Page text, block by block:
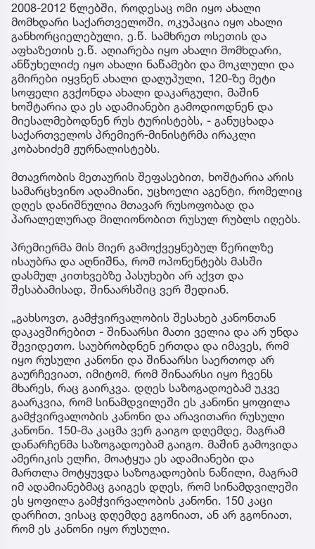
2008-2012 წლებში, როდესაც ომი იყო ახალი
მომხდარი საქართველოში, ოკუპაცია იყო ახალი
განხორციელებული, ე.წ. სამხრეთ ოსეთის და
აფხაზეთის ე.წ. აღიარება იყო ახალი მომხდარი,
ანწუხელიძე იყო ახალი ნაწამები და მოკლული და
გმირები იყვნენ ახალი დაღუპული, 120-ზე მეტი
სოფელი გვქონდა ახალი დაკარგული, მაშინ
ხოშტარია და ეს ადამიანები გამოდიოდნენ და
მიესალმებოდნენ რუს ტურისტებს, - განუცხადა
საქართველოს პრემიერ-მინისტრმა ირაკლი
კობახიძემ ჟურნალისტებს.
მთავრობის მეთაურის შეფასებით, ხოშტარია არის
სამარცხვინო ადამიანი, უცხოელი აგენტი, რომელიც
დღეს დანიშნულია მთავარ რუსოფობად და
პარალელურად მილიონობით რუსულ რუბლს იღებს.
პრემიერმა მის მიერ გამოქვეყნებულ წერილზე
ისაუბრა და აღნიშნა, რომ ოპონენტებს მასში
დასმულ კითხვებზე პასუხები არ აქვთ და
შესაბამისად, შინაარსშიც ვერ შედიან.
„გახსოვთ, გამჭვირვალობის შესახებ კანონთან
დაკავშირებით - შინაარსი მათი ველია და არ უნდა
შევიდეთო. საუბრობდნენ ერთდა და იმავეს, რომ
იყო რუსული კანონი და შინაარსი საერთოდ არ
გაურჩევიათ, იმიტომ, რომ შინაარსი იყო ჩვენს
მხარეს, რაც გაირკვა. დღეს საზოგადოებამ უკვე
გაარკვია, რომ სინამდვილეში ეს კანონი ყოფილა
გამჭვირვალობის კანონი და არავითარი რუსული
კანონი. 150-მა კაცმა ვერ გაიგო დღემდე, მაგრამ
დანარჩენმა საზოგადოებამ გაიგო. მაშინ გამოვიდა
ამერიკის ელჩი, მოატყუა ეს ადამიანები და
მართლა მოტყუვდა საზოგადოების ნაწილი, მაგრამ
იმ ადამიანებმაც გაიგეს დღეს, რომ სინამდვილეში
ეს ყოფილა გამჭვირვალობის კანონი. 150 კაცი
დარჩით, ვისაც დღემდე გგონიათ, ან არ გგონიათ,
რომ ეს კანონი იყო რუსული.